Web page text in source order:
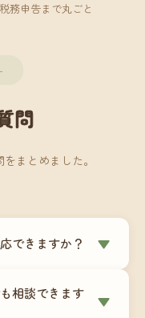
税務申告まで丸ごと
問
まとめました。
できますか？ ▼
を使ったオンライン
相談できます
▼